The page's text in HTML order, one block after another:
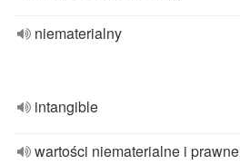
niematerialny
intangible
wartości niematerialne i prawne